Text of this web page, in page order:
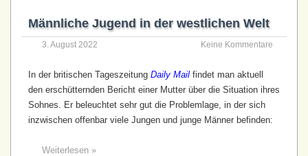
Männliche Jugend in der westlichen Welt
3. August 2022 Keine Kommentare
In der britischen Tageszeitung Daily Mail findet man aktuell
den erschütternden Bericht einer Mutter über die Situation ihres
Sohnes. Er beleuchtet sehr gut die Problemlage, in der sich
inzwischen offenbar viele Jungen und junge Männer befinden:
Weiterlesen »